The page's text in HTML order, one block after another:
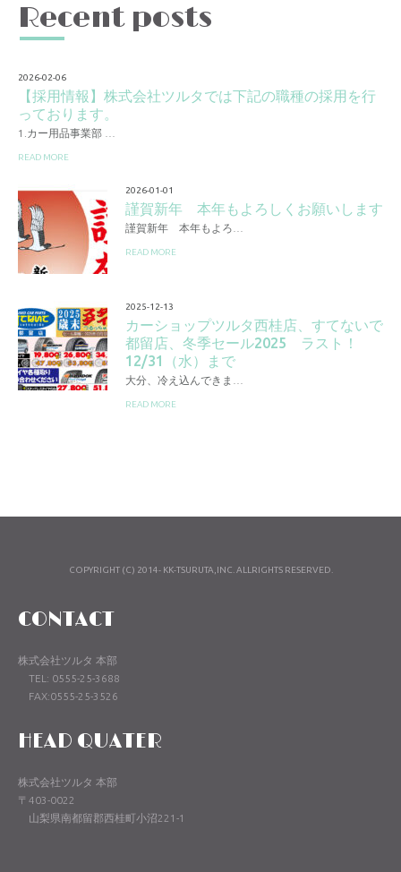
Recent posts
2026-02-06
【採用情報】株式会社ツルタでは下記の職種の採用を行
っております。
1.カー用品事業部 …
READ MORE
2026-01-01
謹賀新年 本年もよろしくお願いします
謹賀新年 本年もよろ…
READ MORE
2025-12-13
カーショップツルタ西桂店、すてないで
都留店、冬季セール2025 ラスト！
12/31（水）まで
大分、冷え込んできま…
READ MORE
COPYRIGHT (C) 2014- KK-TSURUTA,INC. ALLRIGHTS RESERVED.
CONTACT
株式会社ツルタ 本部
TEL: 0555-25-3688
FAX:0555-25-3526
HEAD QUATER
株式会社ツルタ 本部
〒403-0022
山梨県南都留郡西桂町小沼221-1